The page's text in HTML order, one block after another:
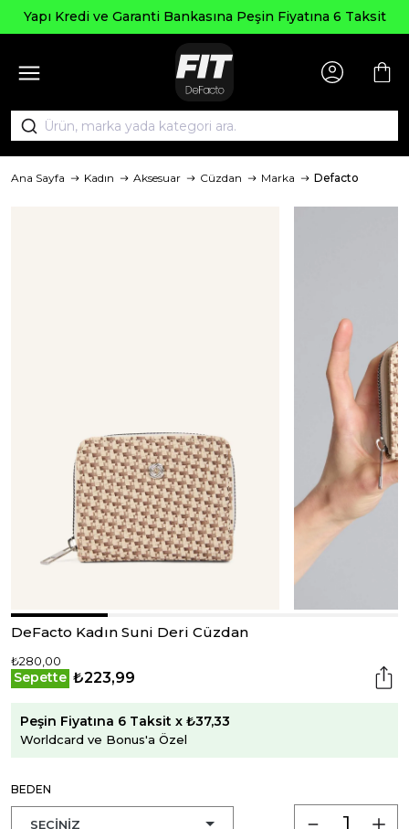
Yapı Kredi ve Garanti Bankasına Peşin Fiyatına 6 Taksit
Ana Sayfa Kadın Aksesuar Cüzdan Marka Defacto
DeFacto Kadın Suni Deri Cüzdan
₺280,00
Sepette ₺223,99
Peşin Fiyatına 6 Taksit x ₺37,33
Worldcard ve Bonus'a Özel
BEDEN